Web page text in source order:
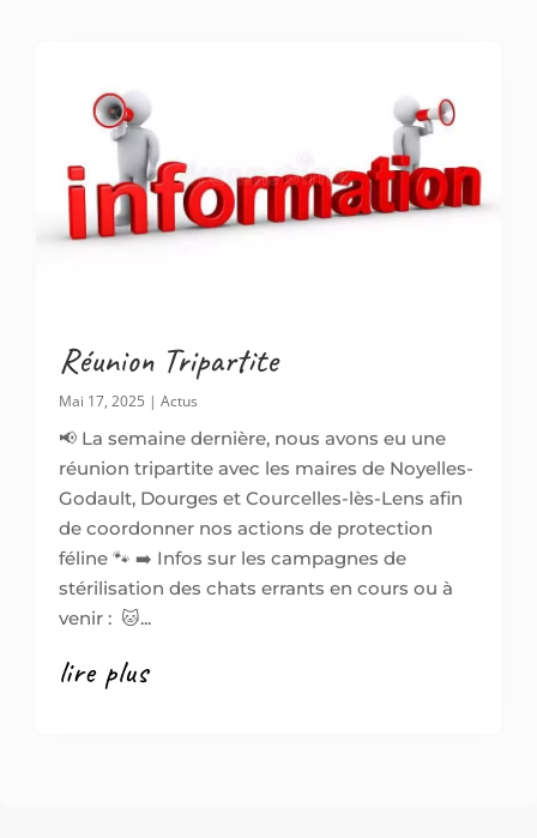
Réunion Tripartite
Mai 17, 2025 | Actus
📢 La semaine dernière, nous avons eu une
réunion tripartite avec les maires de Noyelles-
Godault, Dourges et Courcelles-lès-Lens afin
de coordonner nos actions de protection
féline 🐾 ➡️ Infos sur les campagnes de
stérilisation des chats errants en cours ou à
venir : 🐱...
lire plus